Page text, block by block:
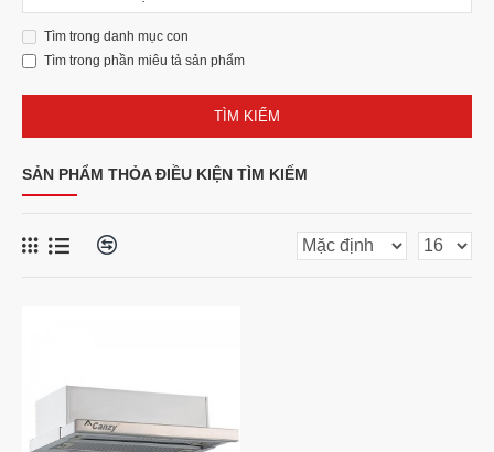
Tìm trong danh mục con
Tìm trong phần miêu tả sản phẩm
TÌM KIẾM
SẢN PHẨM THỎA ĐIỀU KIỆN TÌM KIẾM